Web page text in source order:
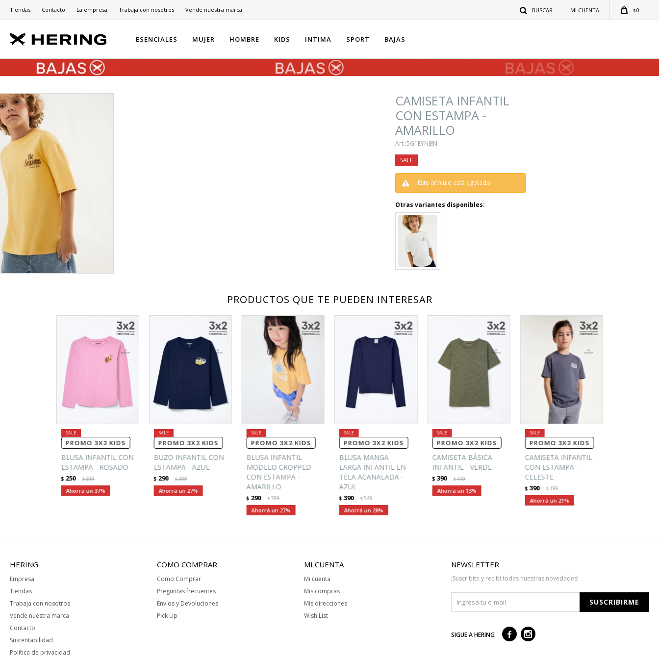
ESENCIALES MUJER HOMBRE KIDS INTIMA SPORT BAJAS
$0
Tiendas Contacto La empresa Trabaja con nosotros Vende nuestra marca
CAMISETA INFANTIL
CON ESTAMPA -
AMARILLO
5G1EYNJEN
Este artículo está agotado.
Otras variantes disponibles:
PRODUCTOS QUE TE PUEDEN INTERESAR
PROMO 3X2 KIDS
BLUSA INFANTIL CON
ESTAMPA - ROSADO
$ 250 $399
37
PROMO 3X2 KIDS
BUZO INFANTIL CON
ESTAMPA - AZUL
$ 290 $399
27
PROMO 3X2 KIDS
BLUSA INFANTIL
MODELO CROPPED
CON ESTAMPA -
AMARILLO
$ 290 $399
27
PROMO 3X2 KIDS
BLUSA MANGA
LARGA INFANTIL EN
TELA ACANALADA -
AZUL
$ 390 $549
28
PROMO 3X2 KIDS
CAMISETA BÁSICA
INFANTIL - VERDE
$ 390 $449
13
PROMO 3X2 KIDS
CAMISETA INFANTIL
CON ESTAMPA -
CELESTE
$ 390 $499
21
HERING
Empresa
Tiendas
Trabaja con nosotros
Vende nuestra marca
Contacto
Sustentabilidad
Política de privacidad
COMO COMPRAR
Como Comprar
Preguntas frecuentes
Envíos y Devoluciones
Pick Up
MI CUENTA
Mi cuenta
Mis compras
Mis direcciones
Wish List
NEWSLETTER
¡Suscribite y recibí todas nuestras novedades!
SUSCRIBIRME
SIGUE A HERING  